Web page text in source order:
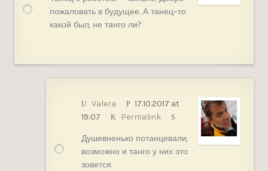
пожаловать в будущее. А танец-то
какой был, не танго ли?
Valera
17.10.2017 at
19:07
Permalink
Душевненько потанцевали,
возможно и танго у них это
зовется.